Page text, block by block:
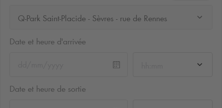
Q-Park Saint-Placide - Sèvres - rue de Rennes
Date et heure d'arrivée
Date et heure de sortie